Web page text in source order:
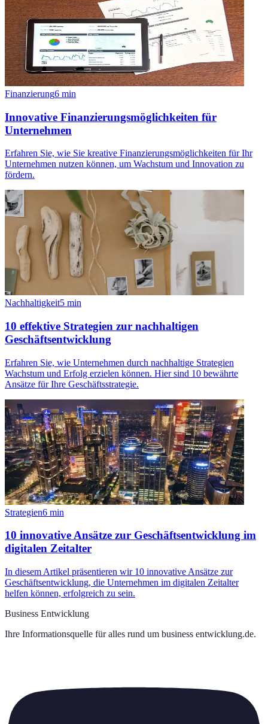
Finanzierung6 min
Innovative Finanzierungsmöglichkeiten für
Unternehmen
Erfahren Sie, wie Sie kreative Finanzierungsmöglichkeiten für Ihr
Unternehmen nutzen können, um Wachstum und Innovation zu
fördern.
Nachhaltigkeit5 min
10 effektive Strategien zur nachhaltigen
Geschäftsentwicklung
Erfahren Sie, wie Unternehmen durch nachhaltige Strategien
Wachstum und Erfolg erzielen können. Hier sind 10 bewährte
Ansätze für Ihre Geschäftsstrategie.
Strategien6 min
10 innovative Ansätze zur Geschäftsentwicklung im
digitalen Zeitalter
In diesem Artikel präsentieren wir 10 innovative Ansätze zur
Geschäftsentwicklung, die Unternehmen im digitalen Zeitalter
helfen können, erfolgreich zu sein.
Business Entwicklung
Ihre Informationsquelle für alles rund um business entwicklung.de.